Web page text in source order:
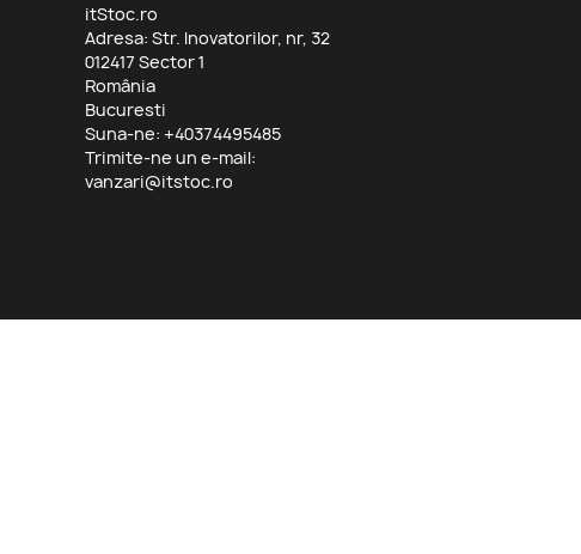
itStoc.ro
Adresa: Str. Inovatorilor, nr, 32
012417 Sector 1
România
Bucuresti
Suna-ne: +40374495485
Trimite-ne un e-mail:
vanzari@itstoc.ro